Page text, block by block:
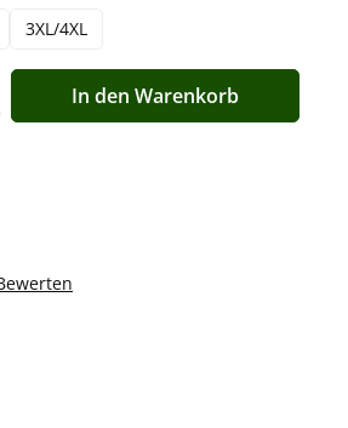
3XL/4XL
den gewünschten Wert ein oder
In den Warenkorb